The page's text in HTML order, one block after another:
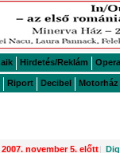
Hirdetés/Reklám Opera
Riport Decibel Motorház
2007. november 5. előtt|